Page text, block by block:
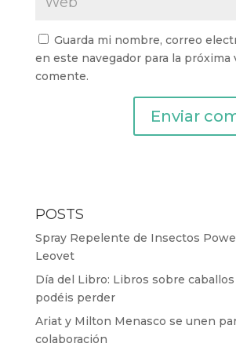
Guarda mi nombre, correo
en este navegador para la próxima
comente.
POSTS
Spray Repelente de Insectos
Leovet
Día del Libro: Libros sobre
podéis perder
Ariat y Milton Menasco se unen
colaboración